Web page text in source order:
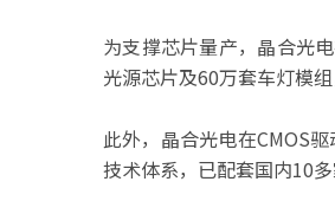
为支撑芯片量产，晶合光
光源芯片及60万套车灯模
此外，晶合光电在CMOS
技术体系，已配套国内10